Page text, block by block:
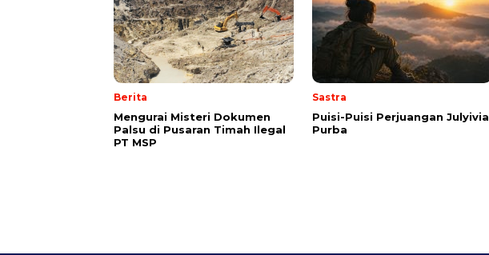
Berita
Mengurai Misteri Dokumen
Palsu di Pusaran Timah Ilegal
PT MSP
Sastra
Puisi-Puisi Perjuangan Julyivia
Purba